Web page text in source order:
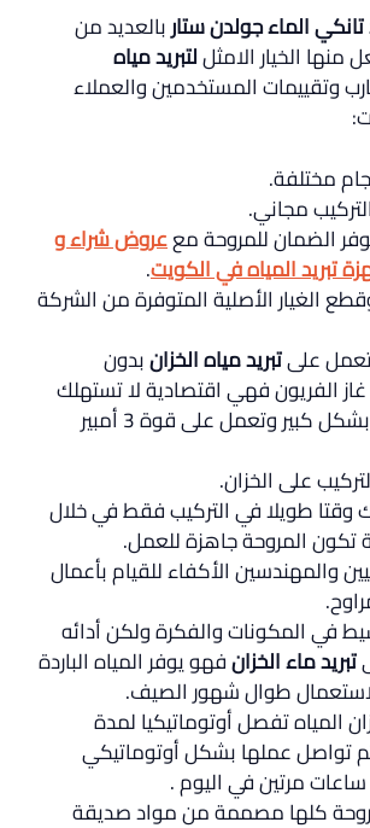
تانكي الماء جولدن ستاربالعديد من
منها الخيار الامثللتبريد مياه
وتقييمات المستخدمين والعملاء
مختلفة.
مجاني.
الضمان للمروحة مععروض شراء و
تبريد المياه في الكويت.
الغيار الأصلية المتوفرة من الشركة
علىتبريد مياه الخزانبدون
الفريون فهي اقتصادية لا تستهلك
الكهرباء بشكل كبير وتعمل على قوة 3 أمبير
على الخزان.
وقتا طويلا في التركيب فقط في خلال
تكون المروحة جاهزة للعمل.
والمهندسين الأكفاء للقيام بأعمال
في المكونات والفكرة ولكن أدائه
تبريد ماء الخزانفهو يوفر المياه الباردة
طوال شهور الصيف.
المياه تفصل أوتوماتيكيا لمدة
تواصل عملها بشكل أوتوماتيكي
كلها مصممة من مواد صديقة